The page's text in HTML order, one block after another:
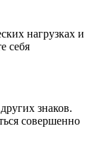
нагрузках и
себя
знаков.
совершенно